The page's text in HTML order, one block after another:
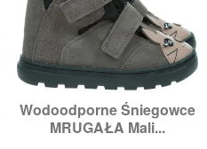
Wodoodporne Śniegowce
MRUGAŁA Mali...